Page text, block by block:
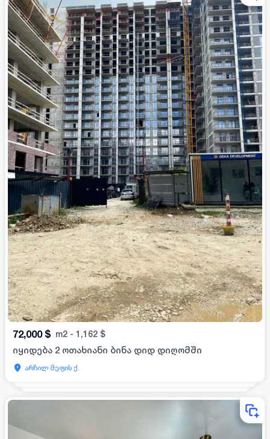
72,000 $ m2 - 1,162 $
იყიდება 2 ოთახიანი ბინა დიდ დიღომში
არჩილ მეფის ქ.